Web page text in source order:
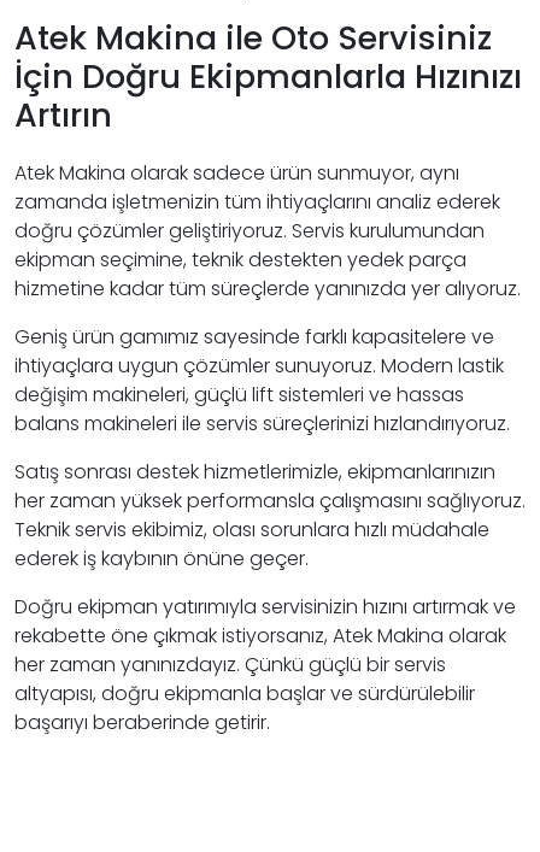
Atek Makina ile Oto Servisiniz
İçin Doğru Ekipmanlarla Hızınızı
Artırın
Atek Makina olarak sadece ürün sunmuyor, aynı
zamanda işletmenizin tüm ihtiyaçlarını analiz ederek
doğru çözümler geliştiriyoruz. Servis kurulumundan
ekipman seçimine, teknik destekten yedek parça
hizmetine kadar tüm süreçlerde yanınızda yer alıyoruz.
Geniş ürün gamımız sayesinde farklı kapasitelere ve
ihtiyaçlara uygun çözümler sunuyoruz. Modern lastik
değişim makineleri, güçlü lift sistemleri ve hassas
balans makineleri ile servis süreçlerinizi hızlandırıyoruz.
Satış sonrası destek hizmetlerimizle, ekipmanlarınızın
her zaman yüksek performansla çalışmasını sağlıyoruz.
Teknik servis ekibimiz, olası sorunlara hızlı müdahale
ederek iş kaybının önüne geçer.
Doğru ekipman yatırımıyla servisinizin hızını artırmak ve
rekabette öne çıkmak istiyorsanız, Atek Makina olarak
her zaman yanınızdayız. Çünkü güçlü bir servis
altyapısı, doğru ekipmanla başlar ve sürdürülebilir
başarıyı beraberinde getirir.